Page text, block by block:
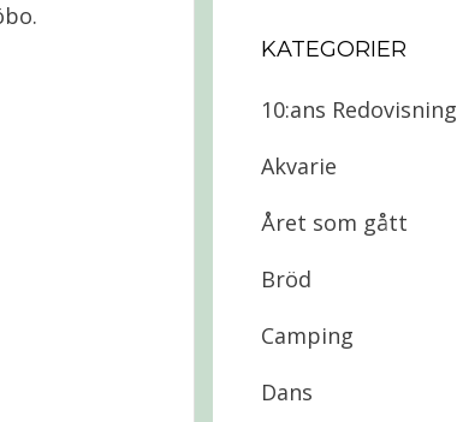
KATEGORIER
10:ans Redovisning
Akvarie
Året som gått
Bröd
Camping
Dans